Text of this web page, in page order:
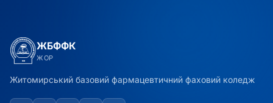
ЖБФФК
ЖОР
Житомирський базовий фармацевтичний фаховий коледж